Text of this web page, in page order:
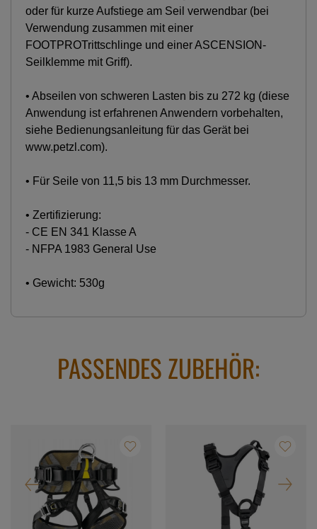
oder für kurze Aufstiege am Seil verwendbar (bei
Verwendung zusammen mit einer
FOOTPROTrittschlinge und einer ASCENSION-
Seilklemme mit Griff).
• Abseilen von schweren Lasten bis zu 272 kg (diese
Anwendung ist erfahrenen Anwendern vorbehalten,
siehe Bedienungsanleitung für das Gerät bei
www.petzl.com).
• Für Seile von 11,5 bis 13 mm Durchmesser.
• Zertifizierung:
- CE EN 341 Klasse A
- NFPA 1983 General Use
• Gewicht: 530g
PASSENDES ZUBEHÖR: